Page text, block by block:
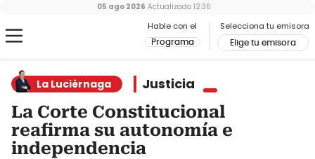
Hable con el
Programa
Selecciona tu emisora
Elige tu emisora
05 ago 2026 Actualizado 12:36
La Luciérnaga Justicia
La Corte Constitucional
reafirma su autonomía e
independencia